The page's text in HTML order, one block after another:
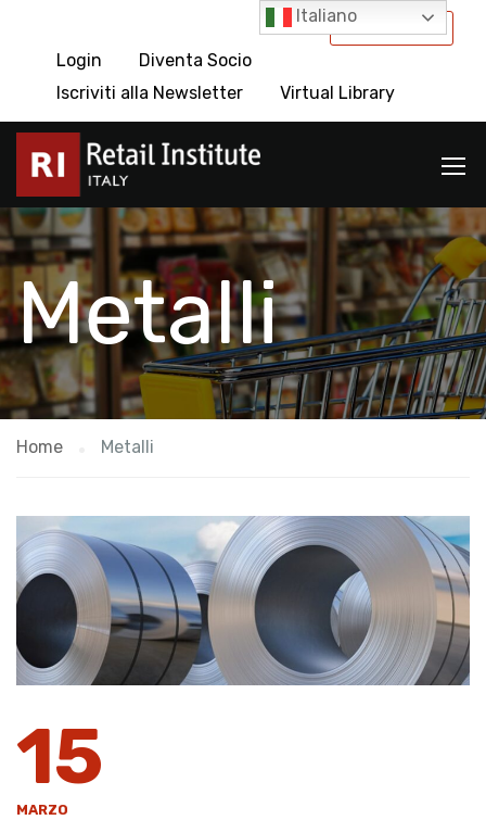
International
Login
Diventa Socio
Iscriviti alla Newsletter
Virtual Library
Metalli
Home Metalli
15
MARZO
Italiano